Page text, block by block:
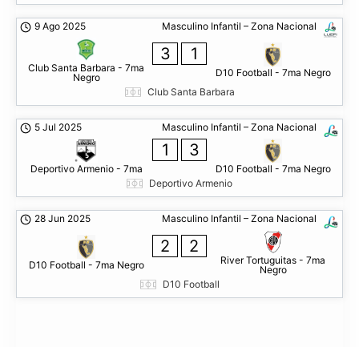
Masculino Infantil – Zona Nacional
9 Ago 2025
Club Santa Barbara - 7ma
Negro
3 1
D10 Football - 7ma Negro
Club Santa Barbara
Masculino Infantil – Zona Nacional
5 Jul 2025
Deportivo Armenio - 7ma
1 3
D10 Football - 7ma Negro
Deportivo Armenio
Masculino Infantil – Zona Nacional
28 Jun 2025
D10 Football - 7ma Negro
2 2
River Tortuguitas - 7ma
Negro
D10 Football